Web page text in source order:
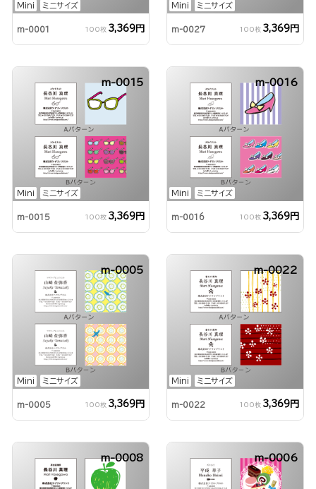
Mini ミニサイズ
m-0001 100枚 3,369円
Mini ミニサイズ
m-0027 100枚 3,369円
Mini ミニサイズ
m-0015
m-0015 100枚 3,369円
Mini ミニサイズ
m-0016
m-0016 100枚 3,369円
Mini ミニサイズ
m-0005
m-0005 100枚 3,369円
Mini ミニサイズ
m-0022
m-0022 100枚 3,369円
m-0008 m-0006